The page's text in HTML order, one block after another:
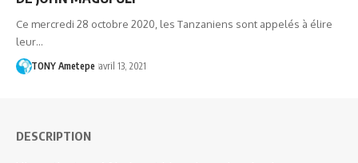
Ce mercredi 28 octobre 2020, les Tanzaniens sont appelés à élire
leur…
TONY Ametepe avril 13, 2021
DESCRIPTION